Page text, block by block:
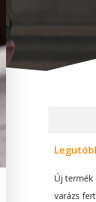
Új termék
varázs